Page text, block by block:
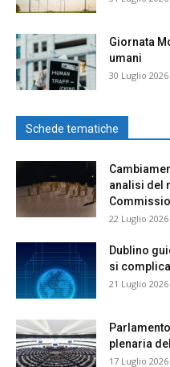
Giornata
umani
30 Luglio 2026
Schede tematiche
analisi del
22 Luglio 2026
Dublino
si complica
21 Luglio 2026
plenaria
17 Luglio 2026